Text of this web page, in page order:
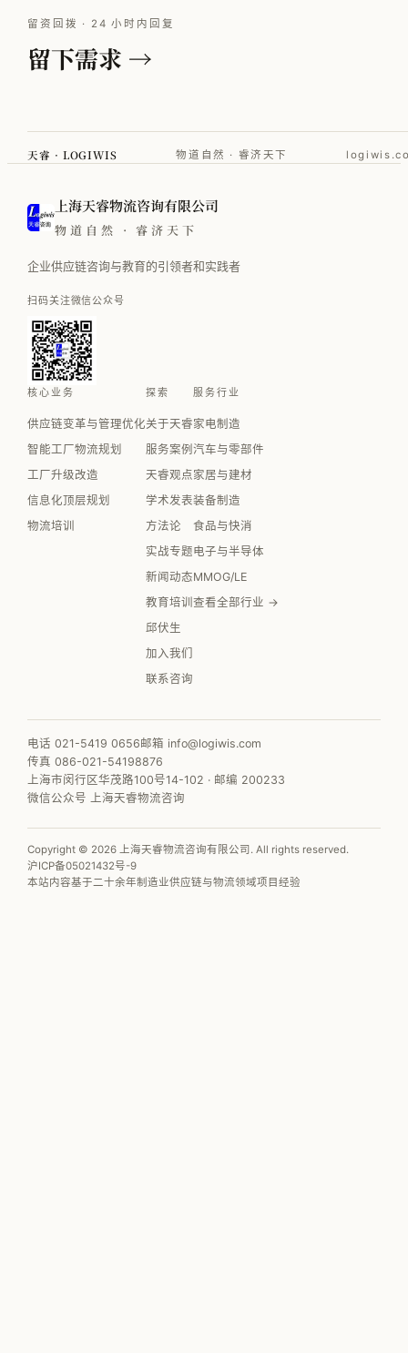
留资回拨 · 24 小时内回复
留下需求 →
天睿 · LOGIWIS 物道自然 · 睿济天下
上海天睿物流咨询有限公司
物道自然 · 睿济天下
企业供应链咨询与教育的引领者和实践者
扫码关注微信公众号
核心业务
供应链变革与管理优化
智能工厂物流规划
工厂升级改造
信息化顶层规划
物流培训
探索
关于天睿
服务案例
天睿观点
学术发表
方法论
实战专题
新闻动态
教育培训
邱伏生
加入我们
联系咨询
服务行业
家电制造
汽车与零部件
家居与建材
装备制造
食品与快消
电子与半导体
MMOG/LE
查看全部行业 →
电话 021-5419 0656邮箱 info@logiwis.com
传真 086-021-54198876
上海市闵行区华茂路100号14-102 · 邮编 200233
微信公众号 上海天睿物流咨询
Copyright © 2026 上海天睿物流咨询有限公司. All rights reserved.
沪ICP备05021432号-9
本站内容基于二十余年制造业供应链与物流领域项目经验